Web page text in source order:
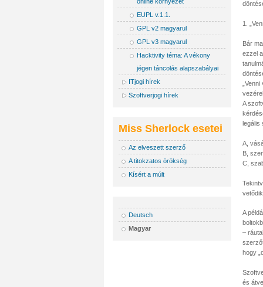
EUPL v.1.1.
GPL v2 magyarul
GPL v3 magyarul
Hacktivity téma: A vékony
jégen táncolás alapszabályai
ITjogi hírek
Szoftverjogi hírek
Miss Sherlock esetei
Az elveszett szerző
A titokzatos örökség
Kísért a múlt
Deutsch
Magyar
1.
Bár
ezzel
A
legális
A,
B,
C,
A
–
hogy
és